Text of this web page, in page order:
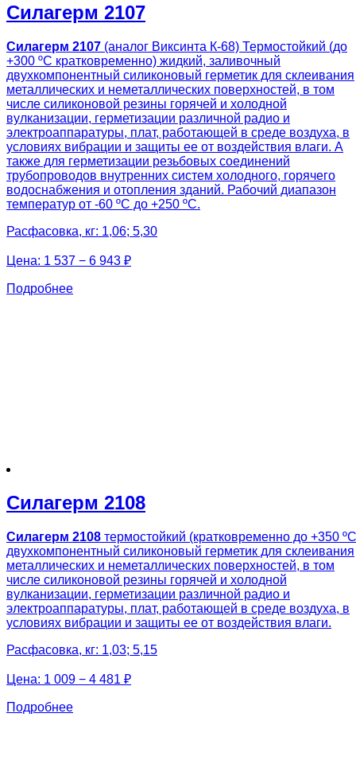
Силагерм 2107
Силагерм 2107 (аналог Виксинта К-68) Термостойкий (до
+300 ºС кратковременно) жидкий, заливочный
двухкомпонентный силиконовый герметик для склеивания
металлических и неметаллических поверхностей, в том
числе силиконовой резины горячей и холодной
вулканизации, герметизации различной радио и
электроаппаратуры, плат, работающей в среде воздуха, в
условиях вибрации и защиты ее от воздействия влаги. А
также для герметизации резьбовых соединений
трубопроводов внутренних систем холодного, горячего
водоснабжения и отопления зданий. Рабочий диапазон
температур от -60 ºС до +250 ºС.
Расфасовка, кг: 1,06; 5,30
Цена: 1 537 − 6 943 ₽
Подробнее
Силагерм 2108
Силагерм 2108 термостойкий (кратковременно до +350
двухкомпонентный силиконовый герметик для склеивания
металлических и неметаллических поверхностей, в том
числе силиконовой резины горячей и холодной
вулканизации, герметизации различной радио и
электроаппаратуры, плат, работающей в среде воздуха, в
условиях вибрации и защиты ее от воздействия влаги.
Расфасовка, кг: 1,03; 5,15
Цена: 1 009 − 4 481 ₽
Подробнее